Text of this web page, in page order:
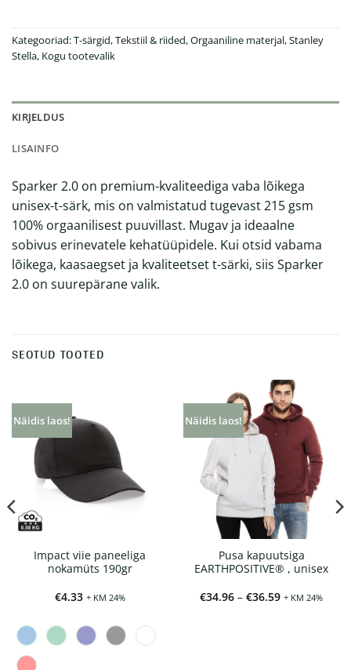
Kategooriad:T-särgid,Tekstiil & riided,Orgaaniline materjal,Stanley
Stella, Kogu tootevalik
KIRJELDUS
LISAINFO
Sparker 2.0 on premium-kvaliteediga vaba lõikega
unisex-t-särk, mis on valmistatud tugevast 215 gsm
100% orgaanilisest puuvillast. Mugav ja ideaalne
sobivus erinevatele kehatüüpidele. Kui otsid vabama
lõikega, kaasaegset ja kvaliteetset t-särki, siis Sparker
2.0 on suurepärane valik.
SEOTUD TOOTED
Näidis laos!
Impact viie paneeliga
nokamüts 190gr
€4.33 + KM 24%
Näidis laos!
Pusa kapuutsiga
EARTHPOSITIVE® , unisex
€34.96 – €36.59
€34.96
+ KM 24%